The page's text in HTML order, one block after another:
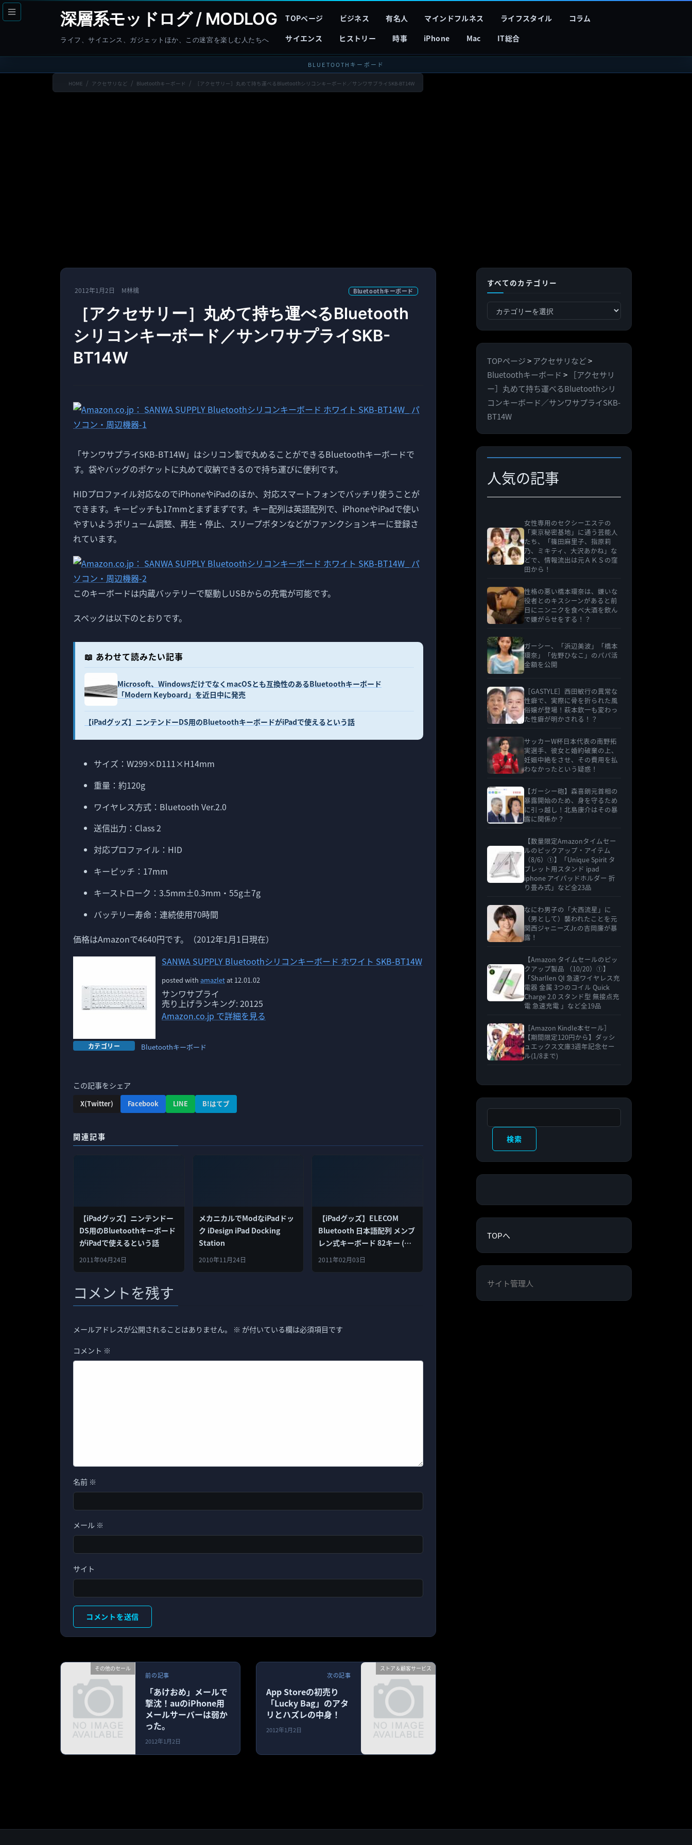
コ
ン
へ
ナ
ビ
ョ
深層系モッドログ / MODLOG
ライフ、サイエンス、ガジェットほか、この迷宮を楽しむ人たちへ
TOPページ ビジネス 有名人 マインドフルネス ライフスタイル
コラム
サイエンス
ヒストリー 時事 iPhone Mac IT総合
BLUETOOTHキーボード
HOME アクセサリなど Bluetoothキーボード ［アクセサリー］丸めて持ち運べるBluetoothシリコンキーボード／サンワサプライSKB-BT14W
2012年1月2日 M林檎 Bluetoothキーボード
［アクセサリー］丸めて持ち運べるBluetooth
シリコンキーボード／サンワサプライSKB-
BT14W
「サンワサプライSKB-BT14W」はシリコン製で丸めることができるBluetoothキーボードで
す。袋やバッグのポケットに丸めて収納できるので持ち運びに便利です。
HIDプロファイル対応なのでiPhoneやiPadのほか、対応スマートフォンでバッチリ使うことが
できます。キーピッチも17mmとまずまずです。キー配列は英語配列で、iPhoneやiPadで使い
やすいようボリューム調整、再生・停止、スリープボタンなどがファンクションキーに登録さ
れています。
このキーボードは内蔵バッテリーで駆動しUSBからの充電が可能です。
スペックは以下のとおりです。
📖 あわせて読みたい記事
Microsoft、WindowsだけでなくmacOSとも互換性のあるBluetoothキーボード
「Modern Keyboard」を近日中に発売
【iPadグッズ】ニンテンドーDS用のBluetoothキーボードがiPadで使えるという話
サイズ：W299×D111×H14mm
重量：約120g
ワイヤレス方式：Bluetooth Ver.2.0
送信出力：Class 2
対応プロファイル：HID
キーピッチ：17mm
キーストローク：3.5mm±0.3mm・55g±7g
バッテリー寿命：連続使用70時間
価格はAmazonで4640円です。（2012年1月1日現在）
SANWA SUPPLY Bluetoothシリコンキーボード ホワイト SKB-BT14W
posted with amazletat 12.01.02
サンワサプライ
売り上げランキング: 20125
Amazon.co.jp で詳細を見る
カテゴリー Bluetoothキーボード
この記事をシェア
X(Twitter) Facebook LINE B!はてブ
関連記事
【iPadグッズ】ニンテンドー
DS用のBluetoothキーボード
がiPadで使えるという話
2011年04月24日
メカニカルでModなiPadドッ
ク iDesign iPad Docking
Station
2010年11月24日
【iPadグッズ】ELECOM
Bluetooth 日本語配列 メンブ
レン式キーボード 82キー (ス
タンド付き)
2011年02月03日
コメントを残す
メールアドレスが公開されることはありません。 ※ が付いている欄は必須項目です
コメント ※
名前 ※
メール ※
サイト
その他のセール
前の記事
「あけおめ」メールで
撃沈！auのiPhone用
メールサーバーは弱か
った。
2012年1月2日
ストア＆顧客サービス
次の記事
App Storeの初売り
「Lucky Bag」のアタ
リとハズレの中身！
2012年1月2日
すべてのカテゴリー
べ
カ
テ
ゴ
リ
ー
TOPページ> アクセサリなど>
Bluetoothキーボード >
［アクセサリ
ー］丸めて持ち運べるBluetoothシリ
コンキーボード／サンワサプライSKB-
BT14W
人気の記事
女性専用のセクシーエステの
「東京秘密基地」に通う芸能人
たち、「篠田麻里子、指原莉
乃、ミキティ、大沢あかね」な
どで、情報流出は元ＡＫＳの窪
田から！
性格の悪い橋本環奈は、嫌いな
役者とのキスシーンがあると前
日にニンニクを食べ大酒を飲ん
で嫌がらせをする！？
ガーシー、「浜辺美波」「橋本
環奈」「佐野ひなこ」のパパ活
金額を公開
［GASTYLE］西田敏行の異常な
性癖で、実際に骨を折られた風
俗嬢が登場！萩本欽一も変わっ
た性癖が明かされる！？
サッカーW杯日本代表の南野拓
実選手、彼女と婚約破棄の上、
妊娠中絶をさせ、その費用を払
わなかったという疑惑！
【ガーシー砲】森喜朗元首相の
暴露開始のため、身を守るため
に引っ越し！北島康介はその暴
露に関係か？
【数量限定Amazonタイムセー
ルのピックアップ・アイテム
（8/6）①】「Unique Spirit タ
ブレット用スタンド ipad
iphone アイパッドホルダー 折
り畳み式」など全23品
なにわ男子の「大西流星」に
（男として）襲われたことを元
関西ジャニーズJr.の吉岡廉が暴
露！
【Amazon タイムセールのピッ
クアップ製品 （10/20）①】
「Sharllen QI 急速ワイヤレス充
電器 金属 3つのコイル Quick
Charge 2.0 スタンド型 無接点充
電 急速充電 」など全19品
［Amazon Kindle本セール］
【期間限定120円から】ダッシ
ュエックス文庫3週年記念セー
ル(1/8まで)
検索
TOPへ
サイト管理人